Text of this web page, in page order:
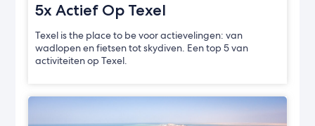
5x Actief Op Texel
Texel is the place to be voor actievelingen: van
wadlopen en fietsen tot skydiven. Een top 5 van
activiteiten op Texel.